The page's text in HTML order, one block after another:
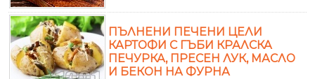
ПЪЛНЕНИ ПЕЧЕНИ ЦЕЛИ
КАРТОФИ С ГЪБИ КРАЛСКА
ПЕЧУРКА, ПРЕСЕН ЛУК, МАСЛО
И БЕКОН НА ФУРНА